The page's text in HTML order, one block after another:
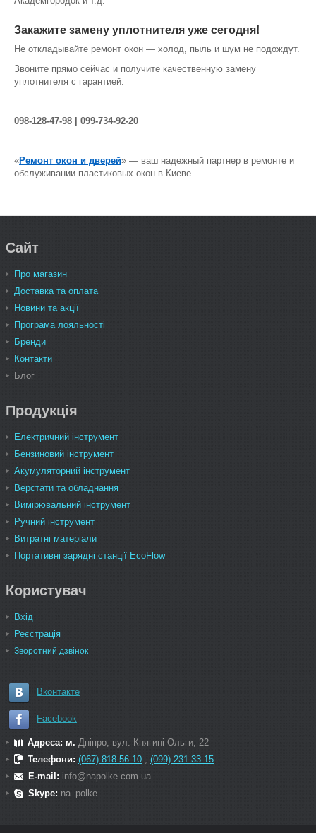
Закажите замену уплотнителя уже сегодня!
Не откладывайте ремонт окон — холод, пыль и шум не подождут.
Звоните прямо сейчас и получите качественную замену
уплотнителя с гарантией:
098-128-47-98 | 099-734-92-20
«Ремонт окон и дверей» — ваш надежный партнер в ремонте и
обслуживании пластиковых окон в Киеве.
Сайт
Про магазин
Доставка та оплата
Новини та акції
Програма лояльності
Бренди
Контакти
Блог
Продукція
Електричний інструмент
Бензиновий інструмент
Акумуляторний інструмент
Верстати та обладнання
Вимірювальний інструмент
Ручний інструмент
Витратні матеріали
Портативні зарядні станції EcoFlow
Користувач
Вхід
Реєстрація
Зворотний дзвінок
Вконтакте
Facebook
Адреса: м. Дніпро, вул. Княгині Ольги, 22
Телефони: (067) 818 56 10 ; (099) 231 33 15
E-mail: info@napolke.com.ua
Skype: na_polke